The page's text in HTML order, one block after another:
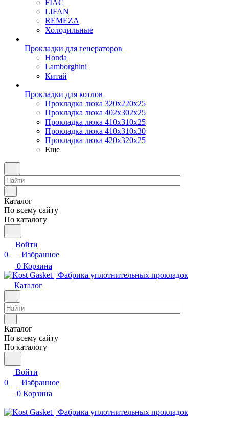
FIAC
LIFAN
REMEZA
Холодильные
Прокладки для генераторов
Honda
Lamborghini
Китай
Прокладки для котлов
Прокладка люка 320x220x25
Прокладка люка 402x302x25
Прокладка люка 410x310x25
Прокладка люка 410х310х30
Прокладка люка 420x320x25
Еще
Каталог
По всему сайту
По каталогу
Войти
0
Избранное
0 Корзина
Каталог
Каталог
По всему сайту
По каталогу
Войти
0
Избранное
0 Корзина